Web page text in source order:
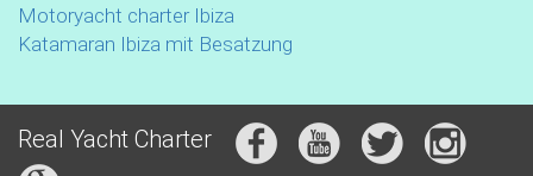
Motoryacht charter Ibiza
Katamaran Ibiza mit Besatzung
Real Yacht Charter